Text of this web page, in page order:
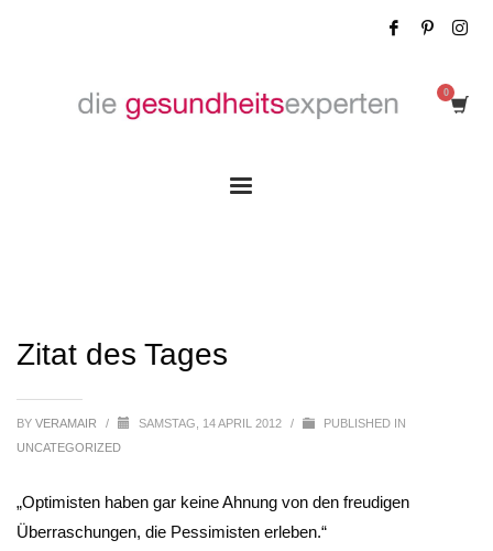
Zitat des Tages
BY VERAMAIR / SAMSTAG, 14 APRIL 2012 /
PUBLISHED IN
UNCATEGORIZED
„Optimisten haben gar keine Ahnung von den freudigen
Überraschungen, die Pessimisten erleben.“